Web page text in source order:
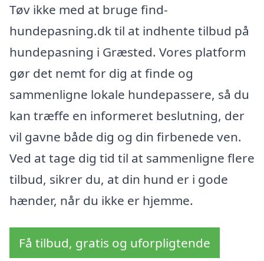
Tøv ikke med at bruge find-
hundepasning.dk til at indhente tilbud på
hundepasning i Græsted. Vores platform
gør det nemt for dig at finde og
sammenligne lokale hundepassere, så du
kan træffe en informeret beslutning, der
vil gavne både dig og din firbenede ven.
Ved at tage dig tid til at sammenligne flere
tilbud, sikrer du, at din hund er i gode
hænder, når du ikke er hjemme.
Få tilbud, gratis og uforpligtende